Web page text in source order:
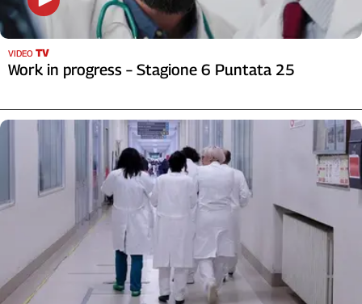
Girasoli
Sassolino
Linea
Economica
It
Le
trasmissioni
VIDEO TV
Work in progress – Stagione 6 Puntata 25